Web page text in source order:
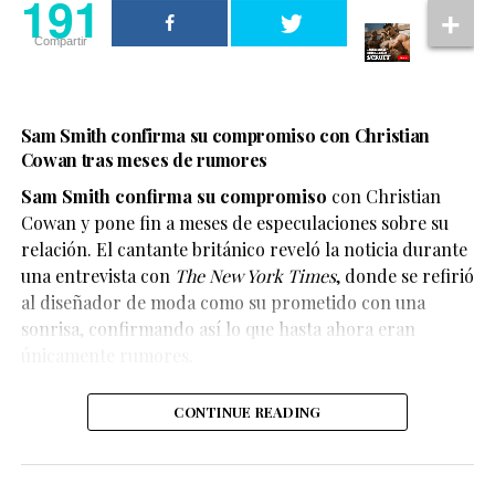
aunque también han abierto el debate sobre la
necesidad de identificar claramente este tipo de
En este caso, el objetivo del video parece ser
únicamente divertir a los seguidores de X-Men, quienes
del momento.
En el escenario, Ariana compartió que durante mucho
bienestar y establecer límites para cuidar su salud
emocional.
191
Compartir
Sam Smith confirma su compromiso con Christian
Cowan tras meses de rumores
Sam Smith confirma su compromiso con Christian
Cowan y pone fin a meses de especulaciones sobre su
relación. El cantante británico reveló la noticia durante
una entrevista con The New York Times, donde se refirió
al diseñador de moda como su prometido con una
sonrisa, confirmando así lo que hasta ahora eran
CONTINUE READING